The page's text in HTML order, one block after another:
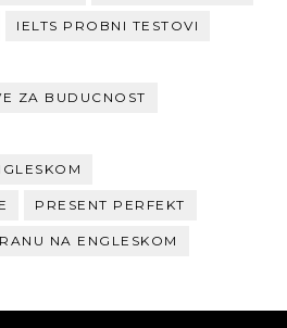
IELTS PROBNI TESTOVI
ZA BUDUCNOST
PRESENT PERFEKT
NA ENGLESKOM